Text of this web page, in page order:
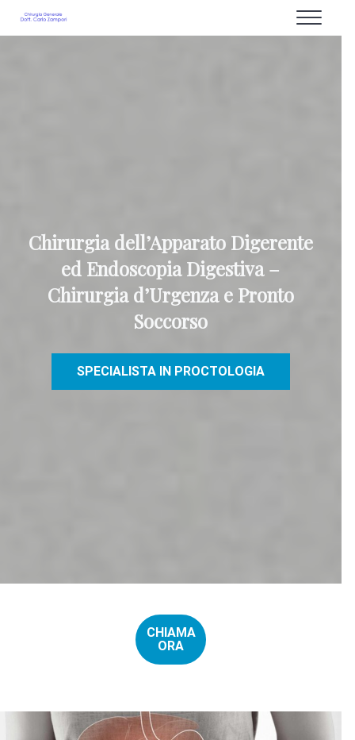
Passa al contenuto principale
Skip to after header navigation
Skip to site footer
Proctologo Milano : Dottor Carlo Zampori
Chirurgia dell'apparato Digerente ed Endoscopia Digestiva
Menu
Chirurgia dell’Apparato Digerente
ed Endoscopia Digestiva –
Chirurgia d’Urgenza e Pronto
Soccorso
SPECIALISTA IN PROCTOLOGIA
CHIAMA
ORA